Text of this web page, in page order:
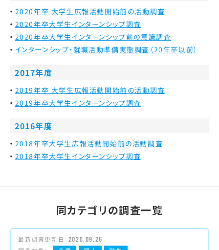
2020年卒 大学生広報活動開始前の活動調査
2020年卒大学生インターンシップ調査
2020年卒大学生インターンシップ前の意識調査
インターンシップ・就職活動準備実態調査（20年卒以前）
2017年度
2019年卒 大学生広報活動開始前の活動調査
2019年卒大学生インターンシップ調査
2016年度
2018年卒大学生広報活動開始前の活動調査
2018年卒大学生インターンシップ調査
同カテゴリの調査一覧
最新調査更新日： 2025.09.26